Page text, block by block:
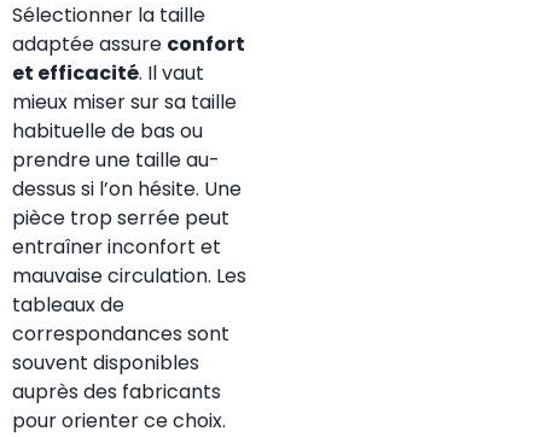
Sélectionner la taille
adaptée assure confort
et efficacité. Il vaut
mieux miser sur sa taille
habituelle de bas ou
prendre une taille au-
dessus si l’on hésite. Une
pièce trop serrée peut
entraîner inconfort et
mauvaise circulation. Les
tableaux de
correspondances sont
souvent disponibles
auprès des fabricants
pour orienter ce choix.